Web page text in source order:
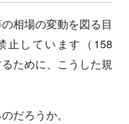
相場の変動を図る目
止しています（158
ために、こうした規
だろうか。